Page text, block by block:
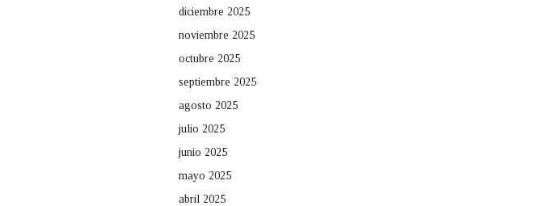
diciembre 2025
noviembre 2025
octubre 2025
septiembre 2025
agosto 2025
julio 2025
junio 2025
mayo 2025
abril 2025